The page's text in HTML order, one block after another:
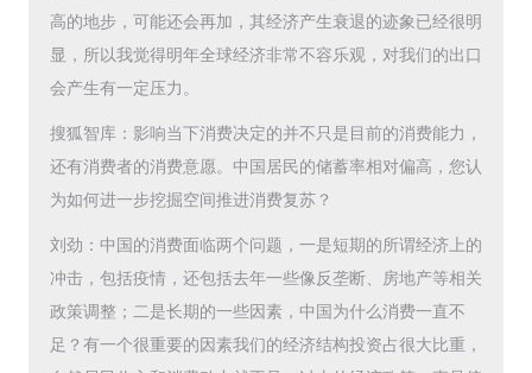
高的地步，可能还会再加，其经济产生衰退的迹象已经很明
显，所以我觉得明年全球经济非常不容乐观，对我们的出口
会产生有一定压力。
搜狐智库：影响当下消费决定的并不只是目前的消费能力，
还有消费者的消费意愿。中国居民的储蓄率相对偏高，您认
为如何进一步挖掘空间推进消费复苏？
刘劲：中国的消费面临两个问题，一是短期的所谓经济上的
冲击，包括疫情，还包括去年一些像反垄断、房地产等相关
政策调整；二是长期的一些因素，中国为什么消费一直不
足？有一个很重要的因素我们的经济结构投资占很大比重，